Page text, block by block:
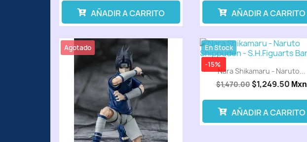
AÑADIR A CARRITO AÑADIR A CARRITO
Agotado
Nara Shikamaru - Naruto...
$1,470.00 $1,249.50 Mxn
-15%
En Stock
AÑADIR A CARRITO